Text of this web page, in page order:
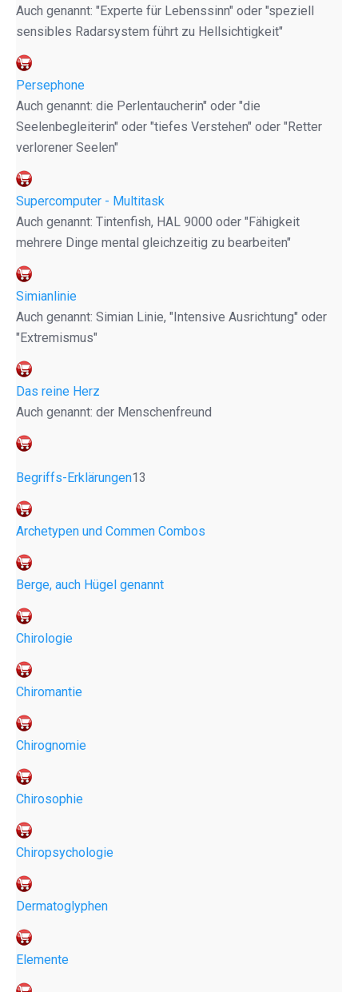
Auch genannt: "Experte für Lebenssinn" oder "speziell
sensibles Radarsystem führt zu Hellsichtigkeit"
Persephone
Auch genannt: die Perlentaucherin" oder "die
Seelenbegleiterin" oder "tiefes Verstehen" oder "Retter
verlorener Seelen"
Supercomputer - Multitask
Auch genannt: Tintenfish, HAL 9000 oder "Fähigkeit
mehrere Dinge mental gleichzeitig zu bearbeiten"
Simianlinie
Auch genannt: Simian Linie, "Intensive Ausrichtung" oder
"Extremismus"
Das reine Herz
Auch genannt: der Menschenfreund
Begriffs-Erklärungen13
Archetypen und Commen Combos
Berge, auch Hügel genannt
Chirologie
Chiromantie
Chirognomie
Chirosophie
Chiropsychologie
Dermatoglyphen
Elemente